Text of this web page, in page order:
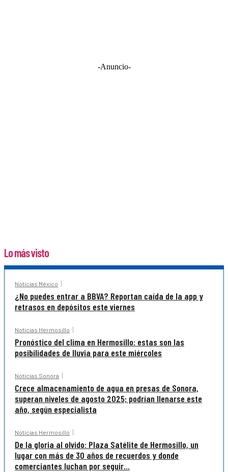
-Anuncio-
Lo más visto
Noticias México
¿No puedes entrar a BBVA? Reportan caída de la app y
retrasos en depósitos este viernes
Noticias Hermosillo
Pronóstico del clima en Hermosillo: estas son las
posibilidades de lluvia para este miércoles
Noticias Sonora
Crece almacenamiento de agua en presas de Sonora,
superan niveles de agosto 2025; podrían llenarse este
año, según especialista
Noticias Hermosillo
De la gloria al olvido: Plaza Satélite de Hermosillo, un
lugar con más de 30 años de recuerdos y donde
comerciantes luchan por seguir...